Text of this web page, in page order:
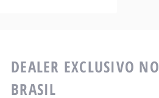
DEALER EXCLUSIVO NO
BRASIL